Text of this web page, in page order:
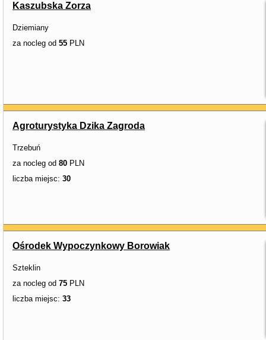
Kaszubska Zorza
Dziemiany
za nocleg od 55 PLN
Agroturystyka Dzika Zagroda
Trzebuń
za nocleg od 80 PLN
liczba miejsc: 30
Ośrodek Wypoczynkowy Borowiak
Szteklin
za nocleg od 75 PLN
liczba miejsc: 33